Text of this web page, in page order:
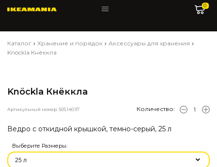
0
Каталог Хранение и порядок
Аксессуары для хранения
Knöckla Кнёккла
Knöckla Кнёккла
Артикульный номер: 505.140.97 Количество:
Ведро с откидной крышкой, темно-серый, 25 л
Выберите Размеры: